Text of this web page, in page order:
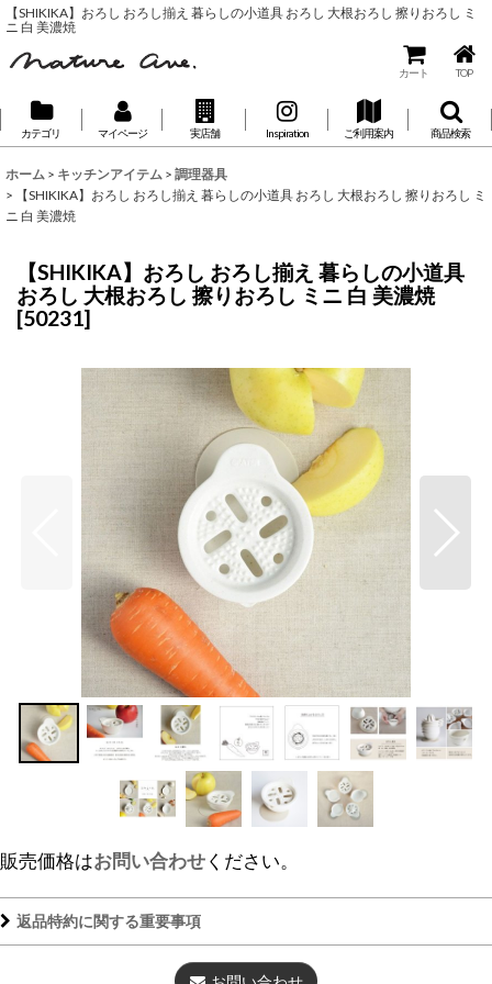
【SHIKIKA】おろし おろし揃え 暮らしの小道具 おろし 大根おろし 擦りおろし ミ
ニ 白 美濃焼
カート TOP
カテゴリ マイページ 実店舗 Inspiration ご利用案内 商品検索
ホーム > キッチンアイテム > 調理器具
>
【SHIKIKA】おろし おろし揃え 暮らしの小道具 おろし 大根おろし 擦りおろし ミ
ニ 白 美濃焼
【SHIKIKA】おろし おろし揃え 暮らしの小道具
おろし 大根おろし 擦りおろし ミニ 白 美濃焼
[50231]
販売価格はお問い合わせください。
返品特約に関する重要事項